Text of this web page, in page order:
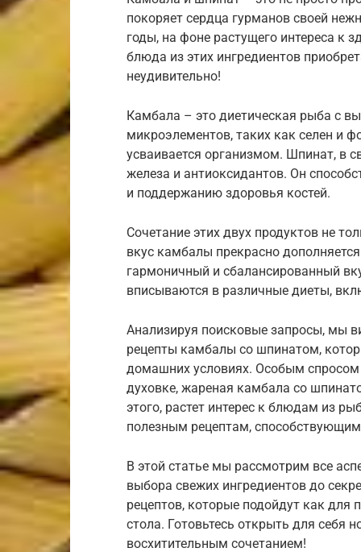
покоряет сердца гурманов своей
годы, на фоне растущего интереса к
блюда из этих ингредиентов
неудивительно!
Камбала – это диетическая рыба с
микроэлементов, таких как селен и
усваивается организмом. Шпинат, в
железа и антиоксидантов. Он
и поддержанию здоровья костей.
Сочетание этих двух продуктов не
вкус камбалы прекрасно
гармоничный и сбалансированный
вписываются в различные диеты,
Анализируя поисковые запросы, мы
рецепты камбалы со шпинатом,
домашних условиях. Особым
духовке, жареная камбала со
этого, растет интерес к блюдам из
полезным рецептам,
В этой статье мы рассмотрим все
выбора свежих ингредиентов до
рецептов, которые подойдут как для
стола. Готовьтесь открыть для себя
восхитительным сочетанием!